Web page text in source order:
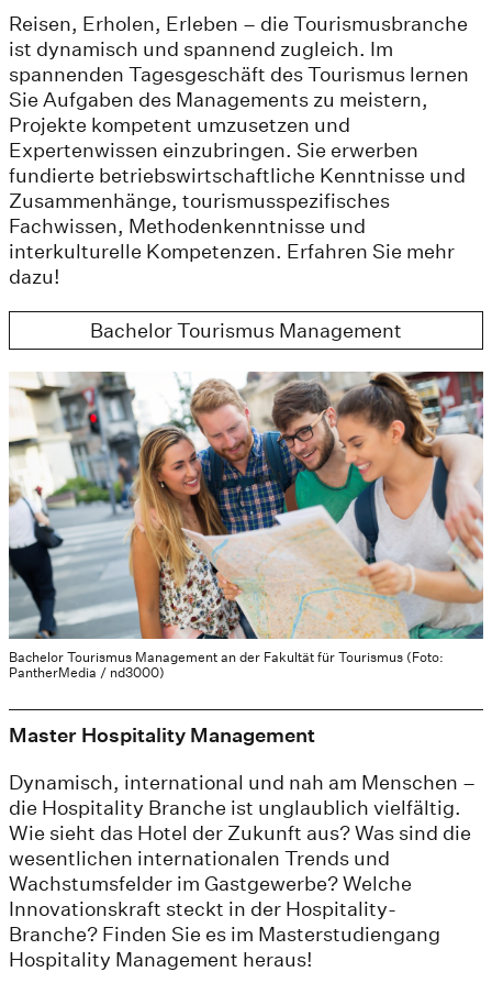
Reisen, Erholen, Erleben – die Tourismusbranche
ist dynamisch und spannend zugleich. Im
spannenden Tagesgeschäft des Tourismus lernen
Sie Aufgaben des Managements zu meistern,
Projekte kompetent umzusetzen und
Expertenwissen einzubringen. Sie erwerben
fundierte betriebswirtschaftliche Kenntnisse und
Zusammenhänge, tourismusspezifisches
Fachwissen, Methodenkenntnisse und
interkulturelle Kompetenzen. Erfahren Sie mehr
dazu!
Bachelor Tourismus Management
Bachelor Tourismus Management an der Fakultät für Tourismus (Foto:
PantherMedia / nd3000)
Master Hospitality Management
Dynamisch, international und nah am Menschen –
die Hospitality Branche ist unglaublich vielfältig.
Wie sieht das Hotel der Zukunft aus? Was sind die
wesentlichen internationalen Trends und
Wachstumsfelder im Gastgewerbe? Welche
Innovationskraft steckt in der Hospitality-
Branche? Finden Sie es im Masterstudiengang
Hospitality Management heraus!